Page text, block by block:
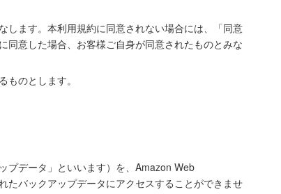
します。本利用規約に同意されない場合には、「同意
意した場合、お客様ご自身が同意されたものとみな
のとします。
プデータ」といいます）を、Amazon Web
たバックアップデータにアクセスすることができませ